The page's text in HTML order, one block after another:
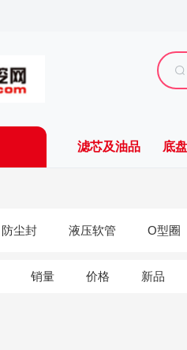
滤芯及油品 底
防尘封 液压软管 O型圈
销量 价格 新品